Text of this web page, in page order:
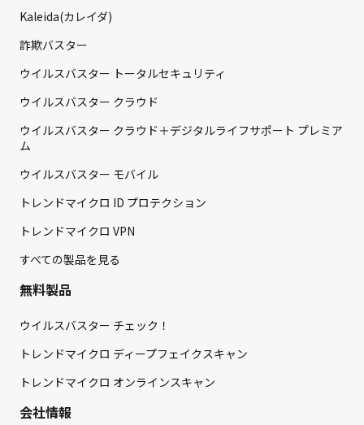
Kaleida(カレイダ)
詐欺バスター
ウイルスバスター トータルセキュリティ
ウイルスバスター クラウド
ウイルスバスター クラウド＋デジタルライフサポート プレミア
ム
ウイルスバスター モバイル
トレンドマイクロ ID プロテクション
トレンドマイクロ VPN
すべての製品を見る
無料製品
ウイルスバスター チェック！
トレンドマイクロ ディープフェイクスキャン
トレンドマイクロ オンラインスキャン
会社情報